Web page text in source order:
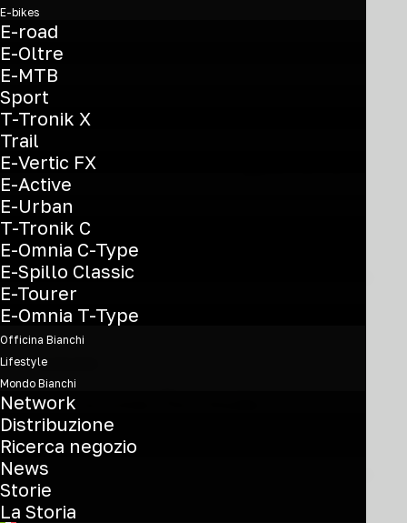
E-bikes
E-road
E-Oltre
E-MTB
Sport
T-Tronik X
Trail
E-Vertic FX
E-Active
E-Urban
T-Tronik C
E-Omnia C-Type
E-Spillo Classic
E-Tourer
E-Omnia T-Type
Officina Bianchi
Lifestyle
Mondo Bianchi
Network
Distribuzione
Ricerca negozio
News
Storie
La Storia
04/06/2026
Grazie Eulálio: Afonso
Eulálio (Team Bahrain
Victorious) conquista la
Maglia Bianca al Giro
d’Italia
0 Commenti
06/03/2026
La nuova formula:
INFINITO